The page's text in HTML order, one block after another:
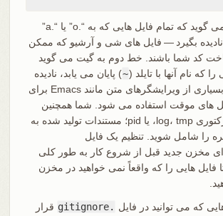
خط اول به گیت می گوید که تمام فایل هایی که به “.o” یا “.a”
بگیرد — فایل های شی و آرشیو که ممکن
کد شما باشند. خط دوم به گیت می گوید
که نام آنها با تایلد (~) پایان می یابد، نادیده
بگیرد، که توسط بسیاری از ویرایشگرهای متن مانند Emacs برای
های موقت استفاده می شود. شما همچنین
می توانید یک دایرکتوری log، tmp، یا pid؛ مستندات تولید شده به
را شامل شوید. تنظیم یک فایل
مخزن جدید قبل از شروع کار به طور کلی
فایل هایی را که واقعاً نمی خواهید در مخزن
که می توانید در فایل .gitignore
قرار